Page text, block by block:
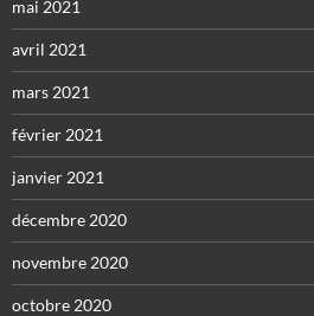
mai 2021
avril 2021
mars 2021
février 2021
janvier 2021
décembre 2020
novembre 2020
octobre 2020